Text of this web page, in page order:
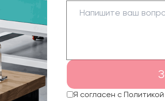
Я согласен с